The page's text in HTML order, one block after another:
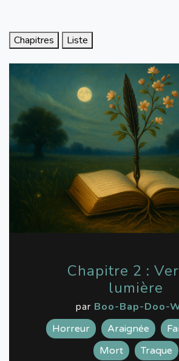
Chapitres Liste
Chapitre 2 :
lumière
par Boo-Bap-Doo-
Horreur Araignée
Mort
Traque